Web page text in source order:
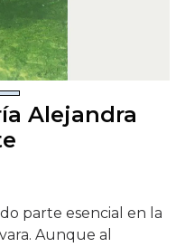
Alejandra
parte esencial en la
Aunque al